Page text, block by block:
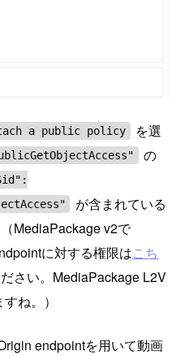
a public policy
を選
の
が含まれている
MediaPackage v2で
に対する権限はこち
さい。MediaPackage L2V
ね。）
endpointを用いて動画